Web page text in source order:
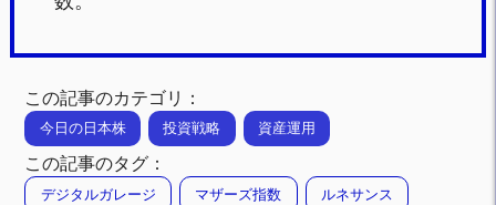
この記事のカテゴリ：
今日の日本株 投資戦略 資産運用
この記事のタグ：
デジタルガレージ マザーズ指数 ルネサンス